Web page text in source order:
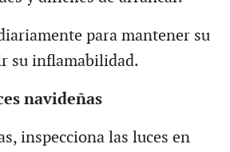
para mantener su
su inflamabilidad.
navideñas
inspecciona las luces en